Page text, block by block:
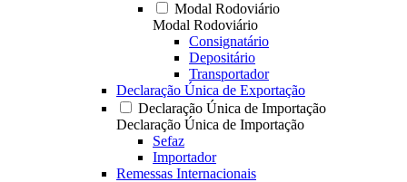
Modal Rodoviário
Modal Rodoviário
Consignatário
Depositário
Transportador
Declaração Única de Exportação
Declaração Única de Importação
Declaração Única de Importação
Sefaz
Importador
Remessas Internacionais